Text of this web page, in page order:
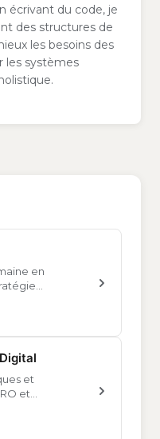
écrivant du code, je
des structures de
les besoins des
les systèmes
en
et
et